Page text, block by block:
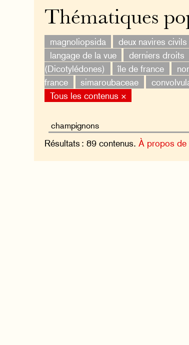
Thématiques
magnoliopsida deux navires
langage de la vue
derniers droits
(Dicotylédones)
île de france
france
simaroubaceae
Tous les contenus ×
Résultats : 89 contenus. À propos de